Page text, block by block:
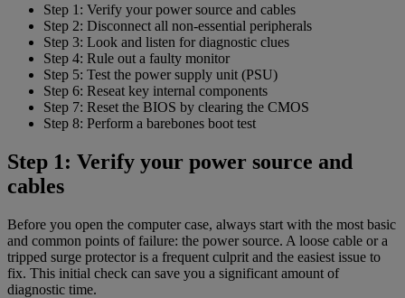
Step 1: Verify your power source and cables
Step 2: Disconnect all non-essential peripherals
Step 3: Look and listen for diagnostic clues
Step 4: Rule out a faulty monitor
Step 5: Test the power supply unit (PSU)
Step 6: Reseat key internal components
Step 7: Reset the BIOS by clearing the CMOS
Step 8: Perform a barebones boot test
Step 1: Verify your power source and
cables
Before you open the computer case, always start with the most basic
and common points of failure: the power source. A loose cable or a
tripped surge protector is a frequent culprit and the easiest issue to
fix. This initial check can save you a significant amount of
diagnostic time.